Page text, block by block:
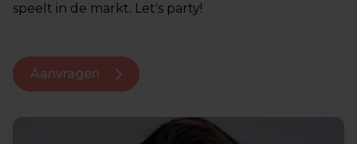
speelt in de markt. Let's party!
Aanvragen